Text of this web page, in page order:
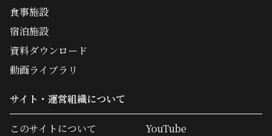
食事施設
宿泊施設
資料ダウンロード
動画ライブラリ
サイト・運営組織について
このサイトについて
YouTube